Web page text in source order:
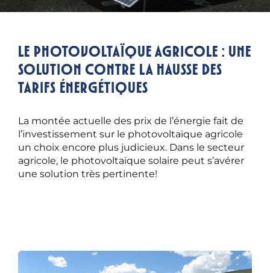
Le photovoltaïque agricole : une
solution contre la hausse des
tarifs énergétiques
La montée actuelle des prix de l’énergie fait de
l’investissement sur le photovoltaïque agricole
un choix encore plus judicieux. Dans le secteur
agricole, le photovoltaïque solaire peut s’avérer
une solution très pertinente!